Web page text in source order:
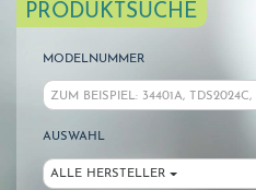
PRODUKTSUCHE
MODELNUMMER
AUSWAHL
ALLE HERSTELLER